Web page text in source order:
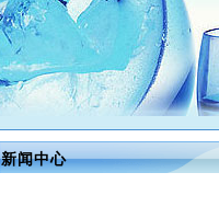
新闻中心